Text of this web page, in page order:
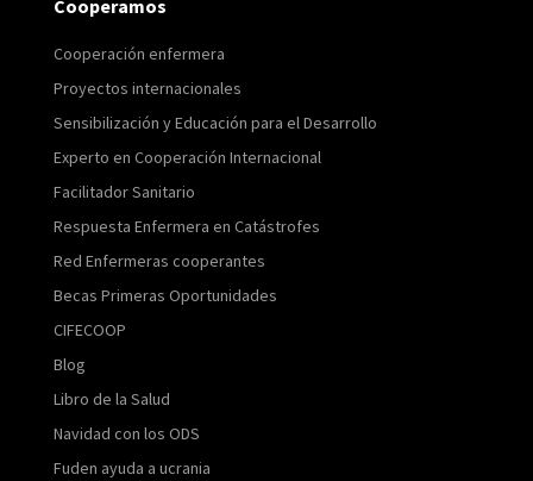
Cooperamos
Cooperación enfermera
Proyectos internacionales
Sensibilización y Educación para el Desarrollo
Experto en Cooperación Internacional
Facilitador Sanitario
Respuesta Enfermera en Catástrofes
Red Enfermeras cooperantes
Becas Primeras Oportunidades
CIFECOOP
Blog
Libro de la Salud
Navidad con los ODS
Fuden ayuda a ucrania